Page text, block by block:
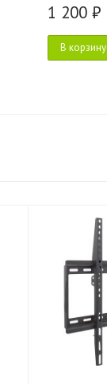
1 200 ₽
В корзину